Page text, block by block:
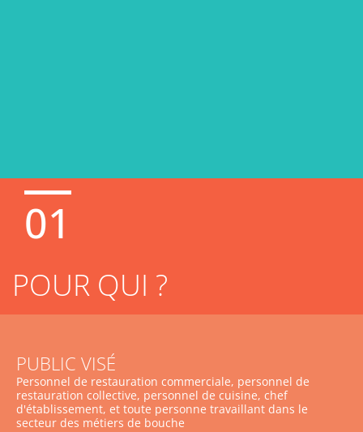
01
POUR QUI ?
PUBLIC VISÉ
Personnel de restauration commerciale, personnel de
restauration collective, personnel de cuisine, chef
d'établissement, et toute personne travaillant dans le
secteur des métiers de bouche